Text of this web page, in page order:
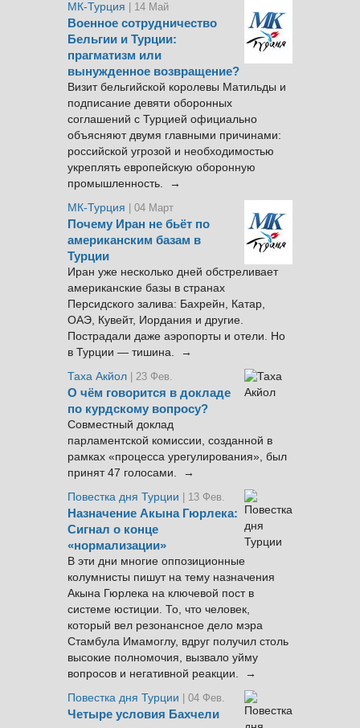
МК-Турция | 14 Май
Военное сотрудничество
Бельгии и Турции:
прагматизм или
вынужденное возвращение?
Визит бельгийской королевы Матильды и
подписание девяти оборонных
соглашений с Турцией официально
объясняют двумя главными причинами:
российской угрозой и необходимостью
укреплять европейскую оборонную
промышленность. →
МК-Турция
| 04 Март
Почему Иран не бьёт по
американским базам в
Турции
Иран уже несколько дней обстреливает
американские базы в странах
Персидского залива: Бахрейн, Катар,
ОАЭ, Кувейт, Иордания и другие.
Пострадали даже аэропорты и отели. Но
в Турции — тишина. →
Таха Акйол | 23 Фев.
О чём говорится в докладе
по курдскому вопросу?
Совместный доклад
парламентской комиссии, созданной в
рамках «процесса урегулирования», был
принят 47 голосами. →
Повестка дня Турции
| 13 Фев.
Назначение Акына Гюрлека:
Сигнал о конце
«нормализации»
В эти дни многие оппозиционные
колумнисты пишут на тему назначения
Акына Гюрлека на ключевой пост в
системе юстиции. То, что человек,
который вел резонансное дело мэра
Стамбула Имамоглу, вдруг получил столь
высокие полномочия, вызвало уйму
вопросов и негативной реакции. →
Повестка дня Турции
| 04 Фев.
Четыре условия Бахчели